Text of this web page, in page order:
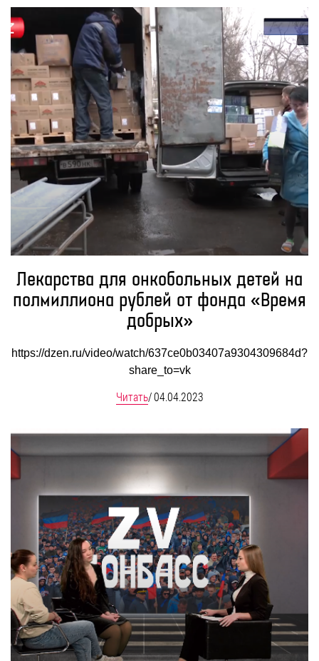
Лекарства для онкобольных детей на
полмиллиона рублей от фонда «Время
добрых»
https://dzen.ru/video/watch/637ce0b03407a9304309684d?
share_to=vk
Читать/04.04.2023